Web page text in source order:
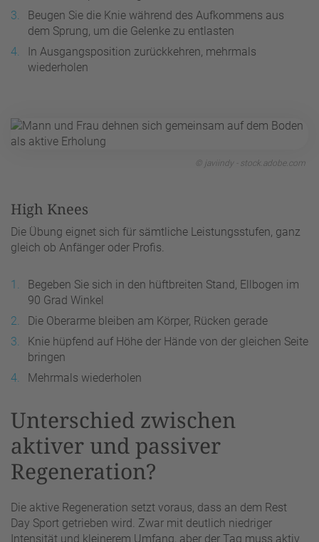
Beugen Sie die Knie während des Aufkommens aus
dem Sprung, um die Gelenke zu entlasten
In Ausgangsposition zurückkehren, mehrmals
wiederholen
© javiindy - stock.adobe.com
High Knees
Die Übung eignet sich für sämtliche Leistungsstufen, ganz
gleich ob Anfänger oder Profis.
Begeben Sie sich in den hüftbreiten Stand, Ellbogen im
90 Grad Winkel
Die Oberarme bleiben am Körper, Rücken gerade
Knie hüpfend auf Höhe der Hände von der gleichen Seite
bringen
Mehrmals wiederholen
Unterschied zwischen
aktiver und passiver
Regeneration?
Die aktive Regeneration setzt voraus, dass an dem Rest
Day Sport getrieben wird. Zwar mit deutlich niedriger
Intensität und kleinerem Umfang, aber der Tag muss aktiv